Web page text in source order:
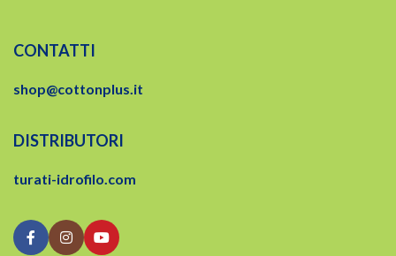
CONTATTI
shop@cottonplus.it
DISTRIBUTORI
turati-idrofilo.com